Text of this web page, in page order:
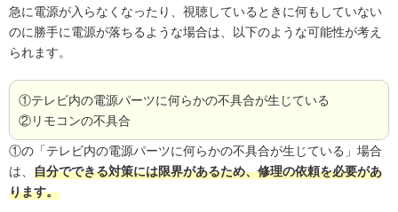
急に電源が入らなくなったり、視聴しているときに何もしていない
のに勝手に電源が落ちるような場合は、以下のような可能性が考え
られます。
①テレビ内の電源パーツに何らかの不具合が生じている
②リモコンの不具合
①の「テレビ内の電源パーツに何らかの不具合が生じている」場合
は、 自分でできる対策には限界があるため、修理の依頼を必要があ
ります。